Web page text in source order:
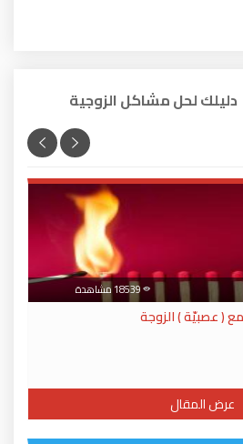
لحل مشاكل الزوجية
) الزوجة
عرض المقال